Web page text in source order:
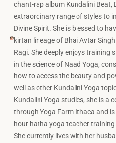
chant-rap album Kundalini Beat,
extraordinary range of styles to
Divine Spirit. She is blessed to
kirtan lineage of Bhai Avtar
Ragi. She deeply enjoys training
in the science of Naad Yoga,
how to access the beauty and
well as other Kundalini Yoga
Kundalini Yoga studies, she is a
through Yoga Farm Ithaca and
hour hatha yoga teacher
She currently lives with her